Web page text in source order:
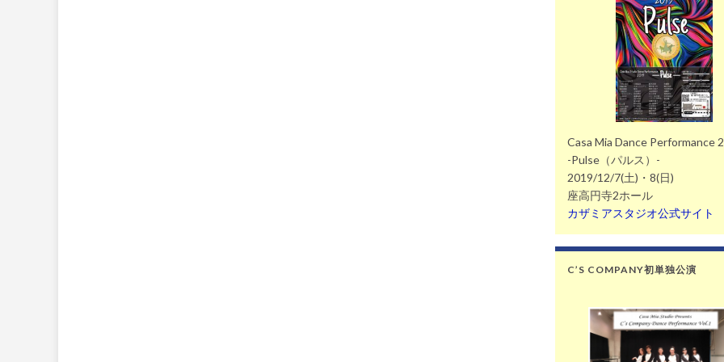
Casa Mia Dance Performance
-Pulse（パルス）-
2019/12/7(土)・8(日)
座高円寺2ホール
カザミアスタジオ公式サイト
C’S COMPANY初単独公演